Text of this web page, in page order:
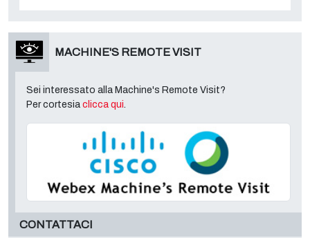
MACHINE'S REMOTE VISIT
Sei interessato alla Machine's Remote Visit?
Per cortesia clicca qui
CONTATTACI